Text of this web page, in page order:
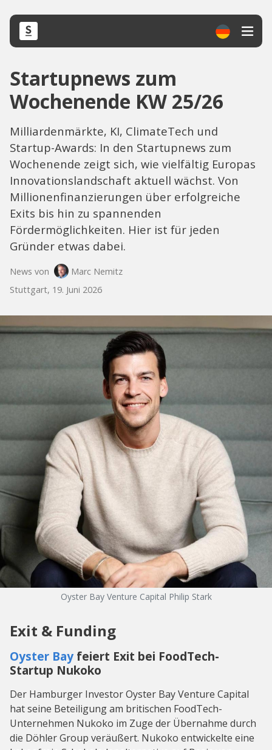
Startupnews zum
Wochenende KW 25/26
Milliardenmärkte, KI, ClimateTech und
Startup-Awards: In den Startupnews zum
Wochenende zeigt sich, wie vielfältig Europas
Innovationslandschaft aktuell wächst. Von
Millionenfinanzierungen über erfolgreiche
Exits bis hin zu spannenden
Fördermöglichkeiten. Hier ist für jeden
Gründer etwas dabei.
News von
Marc Nemitz
Stuttgart, 19. Juni 2026
Oyster Bay Venture Capital Philip Stark
Exit & Funding
Oyster Bay feiert Exit bei FoodTech-
Startup Nukoko
Der Hamburger Investor Oyster Bay Venture Capital
hat seine Beteiligung am britischen FoodTech-
Unternehmen Nukoko im Zuge der Übernahme durch
die Döhler Group veräußert. Nukoko entwickelte eine